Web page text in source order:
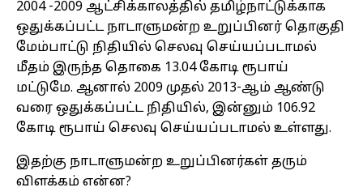
2004 -2009 ஆட்சிக்காலத்தில் தமிழ்நாட்டுக்காக
ஒதுக்கப்பட்ட நாடாளுமன்ற உறுப்பினர் தொகுதி
மேம்பாட்டு நிதியில் செலவு செய்யப்படாமல்
மீதம் இருந்த தொகை 13.04 கோடி ரூபாய்
மட்டுமே. ஆனால் 2009 முதல் 2013-ஆம் ஆண்டு
வரை ஒதுக்கப்பட்ட நிதியில், இன்னும் 106.92
கோடி ரூபாய் செலவு செய்யப்படாமல் உள்ளது.
இதற்கு நாடாளுமன்ற உறுப்பினர்கள் தரும்
விளக்கம் என்ன?